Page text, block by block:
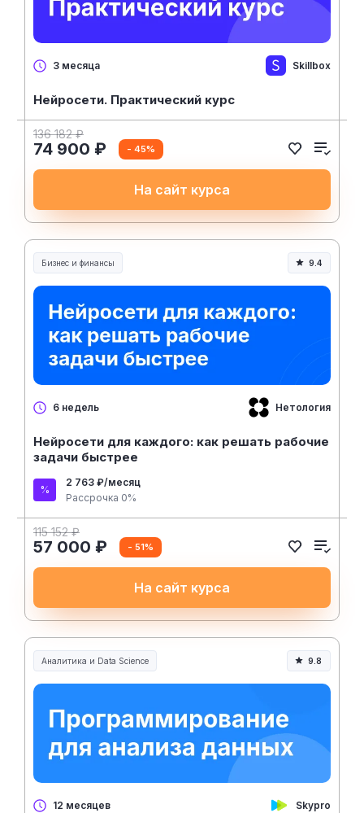
3 месяца Skillbox
Нейросети. Практический курс
136 182 ₽
74 900 ₽ - 45%
На сайт курса
Бизнес и финансы 9.4
6 недель Нетология
Нейросети для каждого: как решать рабочие
задачи быстрее
2 763 ₽/месяц
Рассрочка 0%
115 152 ₽
57 000 ₽ - 51%
На сайт курса
Аналитика и Data Science 9.8
12 месяцев Skypro